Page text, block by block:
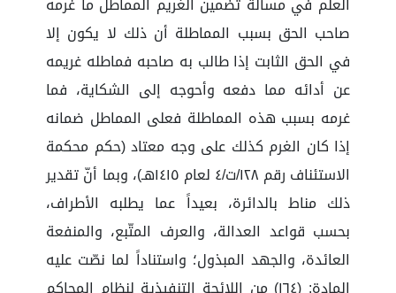
صاحب الحق بسبب المماطلة أن ذلك لا يكون إلا
في الحق الثابت إذا طالب به صاحبه فماطله غريمه
عن أدائه مما دفعه وأحوجه إلى الشكاية، فما
غرمه بسبب هذه المماطلة فعلى المماطل ضمانه
إذا كان الغرم كذلك على وجه معتاد (حكم محكمة
الاستئناف رقم ١٢٨/ت/٤ لعام ١٤١٥هـ)، وبما أنّ تقدير
ذلك مناط بالدائرة، بعيداً عما يطلبه الأطراف،
بحسب قواعد العدالة، والعرف المتّبع، والمنفعة
العائدة، والجهد المبذول؛ واستناداً لما نصّت عليه